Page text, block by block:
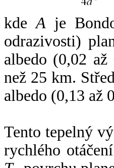
kdeA je
odrazivosti)
albedo (0,02
než 25 km.
albedo (0,13 až
Tento tepelný
rychlého